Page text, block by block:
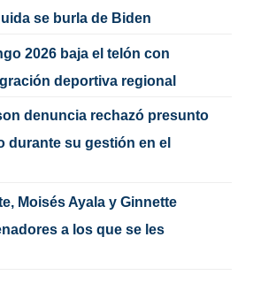
se burla de Biden
2026 baja el telón con
deportiva regional
denuncia rechazó presunto
durante su gestión en el
Moisés Ayala y Ginnette
a los que se les